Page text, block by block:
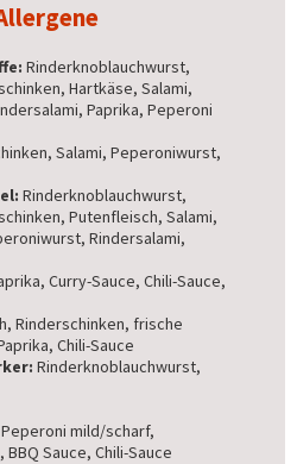
Rinderknoblauchwurst,
Hartkäse, Salami,
Paprika, Peperoni
Salami, Peperoniwurst,
Rinderknoblauchwurst,
Putenfleisch, Salami,
Rindersalami,
Curry-Sauce, Chili-Sauce,
Rinderschinken, frische
Chili-Sauce
Rinderknoblauchwurst,
mild/scharf,
Sauce, Chili-Sauce